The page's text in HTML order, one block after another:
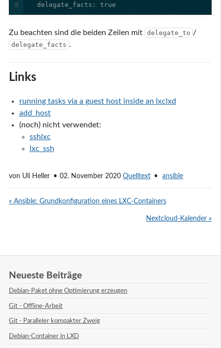
8
  delegate_facts: true
Zu beachten sind die beiden Zeilen mit delegate_to /
delegate_facts .
Links
running tasks via a guest host inside an lxclxd
add_host
(noch) nicht verwendet:
sshlxc
lxc_ssh
von Uli Heller 02. November 2020 Quelltext ansible
« Ansible: Grundkonfiguration eines LXC-Containers
Nextcloud-Kalender »
Neueste Beiträge
Debian-Paket ohne Optimierung erzeugen
Git - Offline-Arbeit
Git - Paralleler kompakter Zweig
Debian-Container in LXD